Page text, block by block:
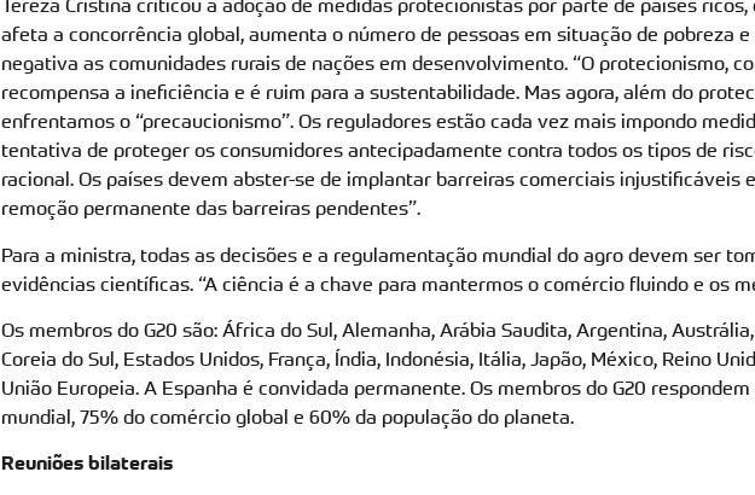
Tereza Cristina criticou a adoção de medidas protecionistas por parte de países ricos,
afeta a concorrência global, aumenta o número de pessoas em situação de pobreza
negativa as comunidades rurais de nações em desenvolvimento. “O protecionismo,
recompensa a ineficiência e é ruim para a sustentabilidade. Mas agora, além do
enfrentamos o “precaucionismo”. Os reguladores estão cada vez mais impondo
tentativa de proteger os consumidores antecipadamente contra todos os tipos de
racional. Os países devem abster-se de implantar barreiras comerciais injustificáveis
remoção permanente das barreiras pendentes”.
Para a ministra, todas as decisões e a regulamentação mundial do agro devem ser
evidências científicas. “A ciência é a chave para mantermos o comércio fluindo e os
Os membros do G20 são: África do Sul, Alemanha, Arábia Saudita, Argentina, Austrália,
Coreia do Sul, Estados Unidos, França, Índia, Indonésia, Itália, Japão, México, Reino
União Europeia. A Espanha é convidada permanente. Os membros do G20
mundial, 75% do comércio global e 60% da população do planeta.
Reuniões bilaterais